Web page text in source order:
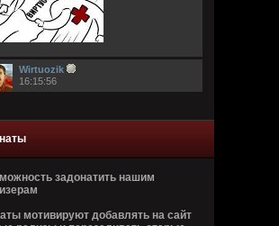
Wirtuozik
16:15:56
в моем детстве я думал ей
же. Получается она и не стареет
ей все время 60
Кукуня
16:15:29
задонатить нашим
мотивируют добавлять на сайт